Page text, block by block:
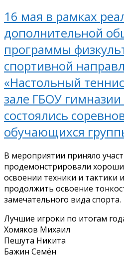
16 мая в рамках
дополнительной
программы
спортивной
«Настольный
зале ГБОУ
состоялись
обучающихся
В мероприятии приняло
продемонстрировали
освоении техники и тактики
продолжить освоение
замечательного вида спорта.
Лучшие игроки по итогам
Хомяков Михаил
Пешута Никита
Бажин Семён